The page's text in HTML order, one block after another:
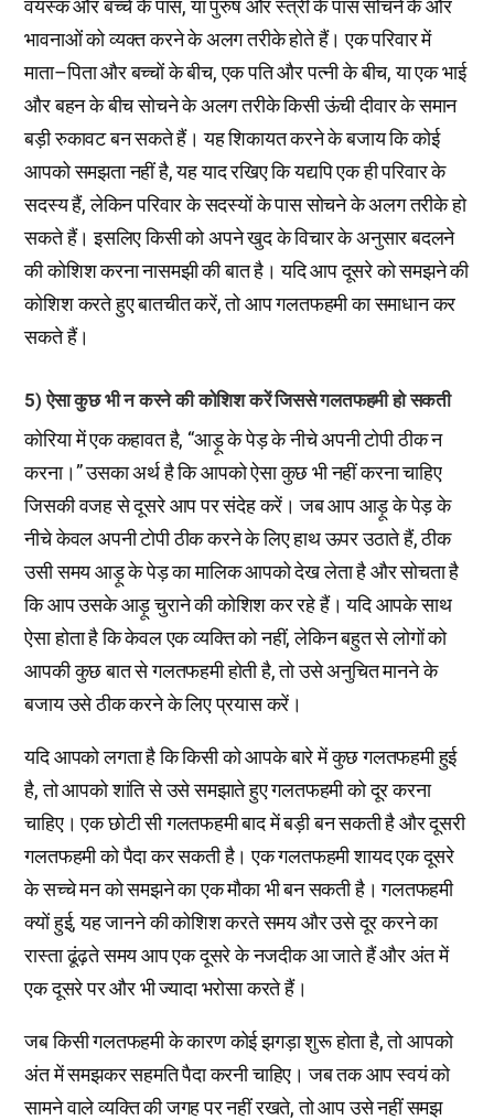
वयस्क और बच्चे के पास, या पुरुष और स्त्री के पास सोचने के और
भावनाओं को व्यक्त करने के अलग तरीके होते हैं। एक परिवार में
माता–पिता और बच्चों के बीच, एक पति और पत्नी के बीच, या एक भाई
और बहन के बीच सोचने के अलग तरीके किसी ऊंची दीवार के समान
बड़ी रुकावट बन सकते हैं। यह शिकायत करने के बजाय कि कोई
आपको समझता नहीं है, यह याद रखिए कि यद्यपि एक ही परिवार के
सदस्य हैं, लेकिन परिवार के सदस्यों के पास सोचने के अलग तरीके हो
सकते हैं। इसलिए किसी को अपने खुद के विचार के अनुसार बदलने
की कोशिश करना नासमझी की बात है। यदि आप दूसरे को समझने की
कोशिश करते हुए बातचीत करें, तो आप गलतफहमी का समाधान कर
सकते हैं।
5) ऐसा कुछ भी न करने की कोशिश करें जिससे गलतफहमी हो सकती
कोरिया में एक कहावत है, “आड़ू के पेड़ के नीचे अपनी टोपी ठीक न
करना।” उसका अर्थ है कि आपको ऐसा कुछ भी नहीं करना चाहिए
जिसकी वजह से दूसरे आप पर संदेह करें। जब आप आड़ू के पेड़ के
नीचे केवल अपनी टोपी ठीक करने के लिए हाथ ऊपर उठाते हैं, ठीक
उसी समय आड़ू के पेड़ का मालिक आपको देख लेता है और सोचता है
कि आप उसके आड़ू चुराने की कोशिश कर रहे हैं। यदि आपके साथ
ऐसा होता है कि केवल एक व्यक्ति को नहीं, लेकिन बहुत से लोगों को
आपकी कुछ बात से गलतफहमी होती है, तो उसे अनुचित मानने के
बजाय उसे ठीक करने के लिए प्रयास करें।
यदि आपको लगता है कि किसी को आपके बारे में कुछ गलतफहमी हुई
है, तो आपको शांति से उसे समझाते हुए गलतफहमी को दूर करना
चाहिए। एक छोटी सी गलतफहमी बाद में बड़ी बन सकती है और दूसरी
गलतफहमी को पैदा कर सकती है। एक गलतफहमी शायद एक दूसरे
के सच्चे मन को समझने का एक मौका भी बन सकती है। गलतफहमी
क्यों हुई, यह जानने की कोशिश करते समय और उसे दूर करने का
रास्ता ढूंढ़ते समय आप एक दूसरे के नजदीक आ जाते हैं और अंत में
एक दूसरे पर और भी ज्यादा भरोसा करते हैं।
जब किसी गलतफहमी के कारण कोई झगड़ा शुरू होता है, तो आपको
अंत में समझकर सहमति पैदा करनी चाहिए। जब तक आप स्वयं को
सामने वाले व्यक्ति की जगह पर नहीं रखते, तो आप उसे नहीं समझ